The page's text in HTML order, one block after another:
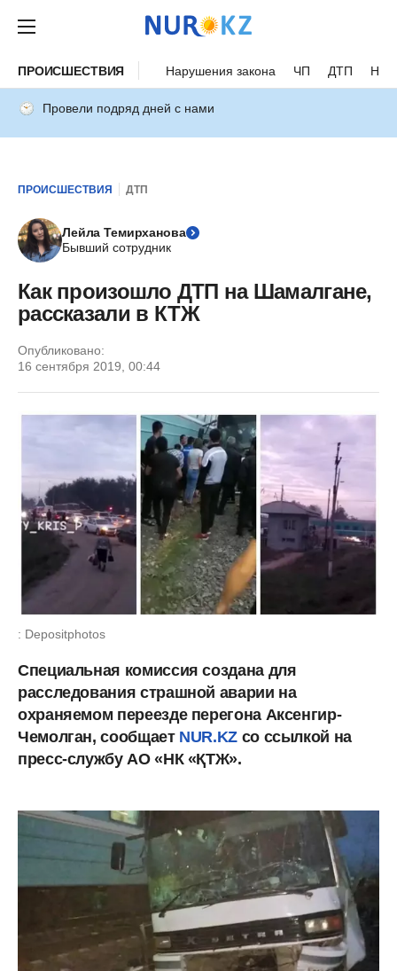
ПРОИСШЕСТВИЯ Нарушения закона ЧП ДТП
Провели подряд дней с нами
ПРОИСШЕСТВИЯ ДТП
Лейла Темирханова
Бывший сотрудник
Как произошло ДТП на Шамалгане,
рассказали в КТЖ
Опубликовано:
16 сентября 2019, 00:44
: Depositphotos
Специальная комиссия создана для
расследования страшной аварии на
охраняемом переезде перегона Аксенгир-
Чемолган, сообщает NUR.KZ со ссылкой на
пресс-службу АО «НК «ҚТЖ».